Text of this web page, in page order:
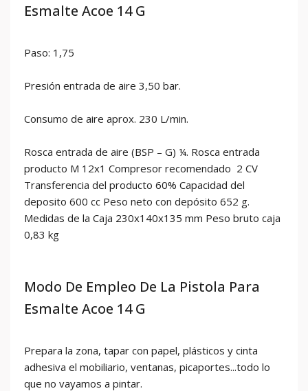
Esmalte Acoe 14 G
Paso: 1,75
Presión entrada de aire 3,50 bar.
Consumo de aire aprox. 230 L/min.
Rosca entrada de aire (BSP – G) ¼. Rosca entrada
producto M 12x1 Compresor recomendado 2 CV
Transferencia del producto 60% Capacidad del
deposito 600 cc Peso neto con depósito 652 g.
Medidas de la Caja 230x140x135 mm Peso bruto caja
0,83 kg
Modo De Empleo De La Pistola Para
Esmalte Acoe 14 G
Prepara la zona, tapar con papel, plásticos y cinta
adhesiva el mobiliario, ventanas, picaportes...todo lo
que no vayamos a pintar.